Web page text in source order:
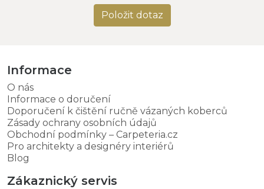
Položit dotaz
Informace
O nás
Informace o doručení
Doporučení k čištění ručně vázaných koberců
Zásady ochrany osobních údajů
Obchodní podmínky – Carpeteria.cz
Pro architekty a designéry interiérů
Blog
Zákaznický servis